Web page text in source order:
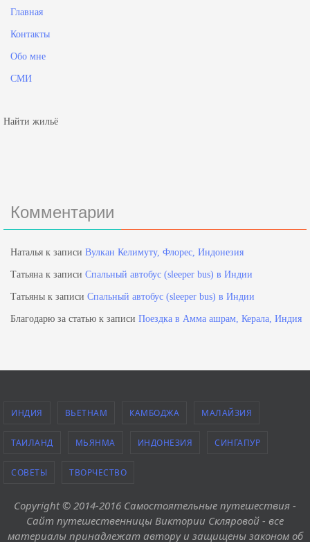
Главная
Контакты
Обо мне
СМИ
Найти жильё
Комментарии
Наталья к записи Вулкан Келимуту, Флорес, Индонезия
Татьяна к записи Спальный автобус (sleeper bus) в Индии
Татьяны к записи Спальный автобус (sleeper bus) в Индии
Благодарю за статью к записи Поездка в Амма ашрам, Керала, Индия
ИНДИЯ ВЬЕТНАМ КАМБОДЖА МАЛАЙЗИЯ
ТАИЛАНД МЬЯНМА ИНДОНЕЗИЯ СИНГАПУР
СОВЕТЫ ТВОРЧЕСТВО
Copyright © 2014-2016 Самостоятельные путешествия -
Сайт путешественницы Виктории Скляровой - все
материалы принадлежат автору и защищены законом об